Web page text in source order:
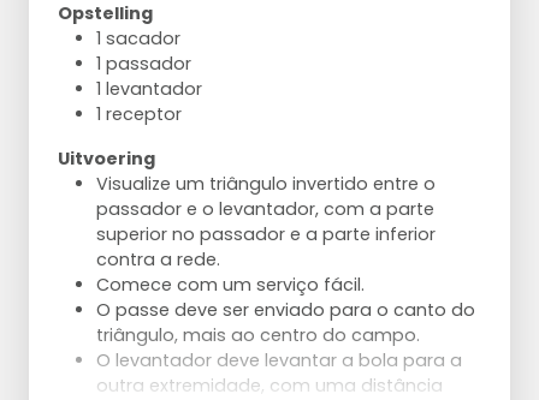
Opstelling
1 sacador
1 passador
1 levantador
1 receptor
Uitvoering
Visualize um triângulo invertido entre o
passador e o levantador, com a parte
superior no passador e a parte inferior
contra a rede.
Comece com um serviço fácil.
O passe deve ser enviado para o canto do
triângulo, mais ao centro do campo.
O levantador deve levantar a bola para a
outra extremidade, com uma distância